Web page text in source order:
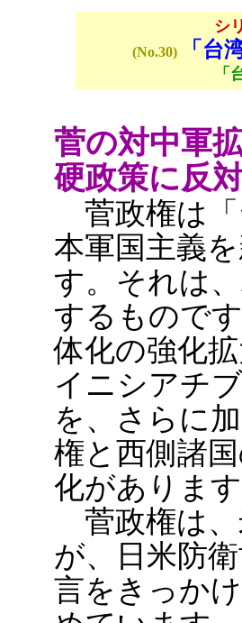
シ
(No.30) 「台
菅の対中軍
硬政策に反
菅政権は「
本軍国主義
す。それは
するもので
体化の強化
イニシアチ
を、さらに
権と西側諸
化があります
菅政権は、
が、日米防
言をきっか